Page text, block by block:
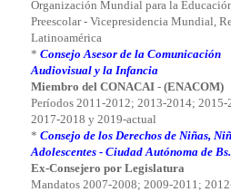
Organización Mundial para la
Preescolar - Vicepresidencia Mundial,
Latinoamérica
* Consejo Asesor de la Comunicación
Audiovisual y la Infancia
Miembro del CONACAI - (ENACOM)
Períodos 2011-2012; 2013-2014; 2015-
2017-2018 y 2019-actual
* Consejo de los Derechos de Niñas,
Adolescentes - Ciudad Autónoma de
Ex-Consejero por Legislatura
Mandatos 2007-2008; 2009-2011;